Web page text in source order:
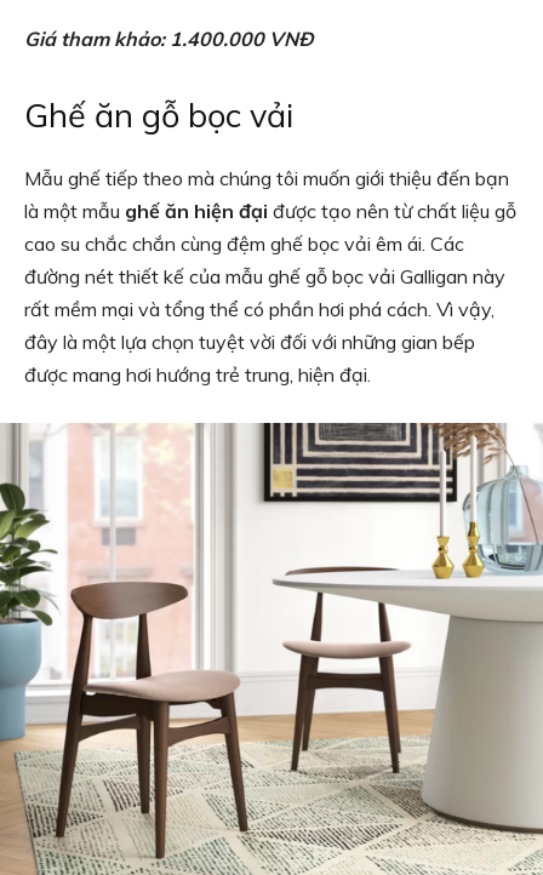
Giá tham khảo: 1.400.000 VNĐ
Ghế ăn gỗ bọc vải
Mẫu ghế tiếp theo mà chúng tôi muốn giới thiệu đến bạn
là một mẫu ghế ăn hiện đại được tạo nên từ chất liệu gỗ
cao su chắc chắn cùng đệm ghế bọc vải êm ái. Các
đường nét thiết kế của mẫu ghế gỗ bọc vải Galligan này
rất mềm mại và tổng thể có phần hơi phá cách. Vì vậy,
đây là một lựa chọn tuyệt vời đối với những gian bếp
được mang hơi hướng trẻ trung, hiện đại.